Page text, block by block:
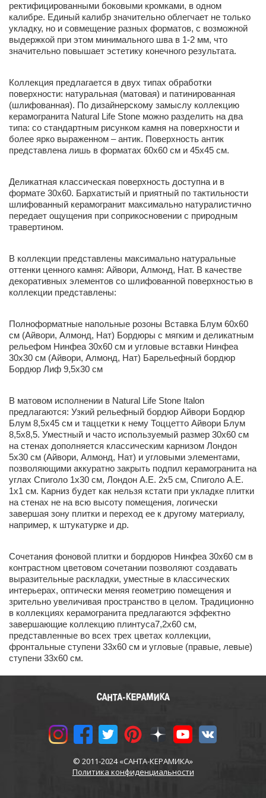
ректифицированными боковыми кромками, в одном
калибре. Единый калибр значительно облегчает не только
укладку, но и совмещение разных форматов, с возможной
выдержкой при этом минимального шва в 1-2 мм, что
значительно повышает эстетику конечного результата.
Коллекция предлагается в двух типах обработки
поверхности: натуральная (матовая) и патинированная
(шлифованная). По дизайнерскому замыслу коллекцию
керамогранита Natural Life Stone можно разделить на два
типа: со стандартным рисунком камня на поверхности и
более ярко выраженном – антик. Поверхность антик
представлена лишь в форматах 60х60 см и 45х45 см.
Деликатная классическая поверхность доступна и в
формате 30х60. Бархатистый и приятный по тактильности
шлифованный керамогранит максимально натуралистично
передает ощущения при соприкосновении с природным
травертином.
В коллекции представлены максимально натуральные
оттенки ценного камня: Айвори, Алмонд, Нат. В качестве
декоративных элементов со шлифованной поверхностью в
коллекции представлены:
Полноформатные напольные розоны Вставка Блум 60x60
см (Айвори, Алмонд, Нат) Бордюры с мягким и деликатным
рельефом Нинфеа 30x60 см и угловые вставки Нинфеа
30x30 см (Айвори, Алмонд, Нат) Барельефный бордюр
Бордюр Лиф 9,5x30 см
В матовом исполнении в Natural Life Stone Italon
предлагаются: Узкий рельефный бордюр Айвори Бордюр
Блум 8,5х45 см и таццетки к нему Тоццетто Айвори Блум
8,5х8,5. Уместный и часто используемый размер 30х60 см
на стенах дополняется классическим карнизом Лондон
5х30 см (Айвори, Алмонд, Нат) и угловыми элементами,
позволяющими аккуратно закрыть подпил керамогранита на
углах Спиголо 1х30 см, Лондон А.Е. 2х5 см, Спиголо А.Е.
1х1 см. Карниз будет как нельзя кстати при укладке плитки
на стенах не на всю высоту помещения, логически
завершая зону плитки и переход ее к другому материалу,
например, к штукатурке и др.
Сочетания фоновой плитки и бордюров Нинфеа 30x60 см в
контрастном цветовом сочетании позволяют создавать
выразительные раскладки, уместные в классических
интерьерах, оптически меняя геометрию помещения и
зрительно увеличивая пространство в целом. Традиционно
в коллекциях керамогранита предлагаются эффектно
завершающие коллекцию плинтусa7,2x60 см,
представленные во всех трех цветах коллекции,
фронтальные ступени 33х60 см и угловые (правые, левые)
ступени 33х60 см.
© 2011-2024 «САНТА-КЕРАМИКА»
Политика конфиденциальности